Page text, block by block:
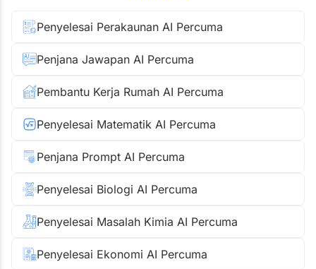
Penyelesai Perakaunan AI Percuma
Penjana Jawapan AI Percuma
Pembantu Kerja Rumah AI Percuma
Penyelesai Matematik AI Percuma
Penjana Prompt AI Percuma
Penyelesai Biologi AI Percuma
Penyelesai Masalah Kimia AI Percuma
Penyelesai Ekonomi AI Percuma